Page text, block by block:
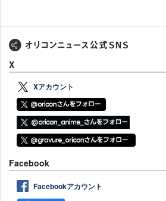
X
Xアカウント
Facebook
Facebookアカウント